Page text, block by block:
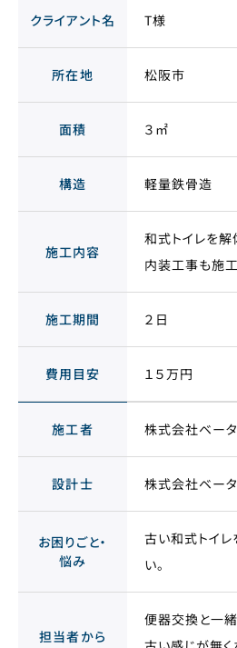
クライアント名 T様
所在地 松阪市
面積 ３㎡
構造 軽量鉄骨造
施工内容
和式トイレを
内装工事も施工
施工期間 ２日
費用目安 １５万円
施工者 株式会社ベータ
設計士 株式会社ベータ
お困りごと・
悩み
古い和式トイ
い。
担当者から
便器交換と一